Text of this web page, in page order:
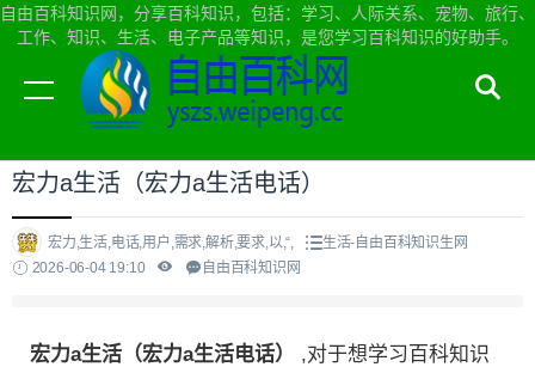
自由百科知识网，分享百科知识，包括：学习、人际关系、宠物、旅行、
工作、知识、生活、电子产品等知识，是您学习百科知识的好助手。
当前位置：自由百科知识网首页>生活
宏力a生活（宏力a生活电话）
宏力,生活,电话,用户,需求,解析,要求,以,“,
生活-自由百科知识生网
2026-06-04 19:10
自由百科知识网
宏力a生活（宏力a生活电话） ,对于想学习百科知识